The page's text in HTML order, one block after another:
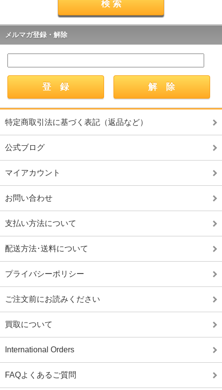
メルマガ登録・解除
特定商取引法に基づく表記（返品など）
公式ブログ
マイアカウント
お問い合わせ
支払い方法について
配送方法･送料について
プライバシーポリシー
ご注文前にお読みください
買取について
International Orders
FAQよくあるご質問